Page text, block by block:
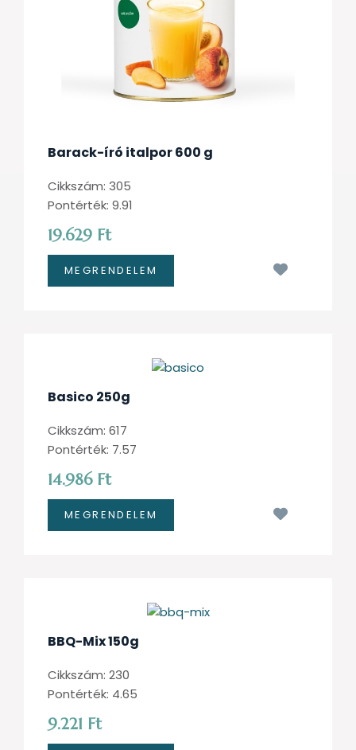
Barack-író italpor 600 g
Cikkszám: 305
Pontérték: 9.91
19.629 Ft
Basico 250g
Cikkszám: 617
Pontérték: 7.57
14.986 Ft
BBQ-Mix 150g
Cikkszám: 230
Pontérték: 4.65
9.221 Ft